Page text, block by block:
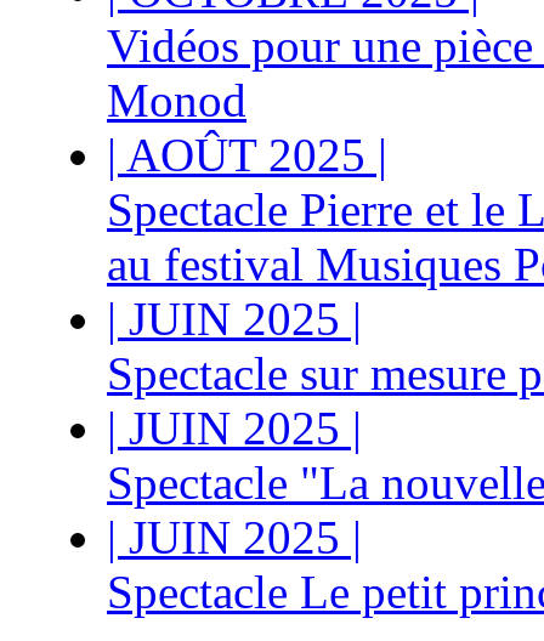
Vidéos pour une
Monod
| AOÛT 2025 |
Spectacle Pierre et le
au festival Musiques
| JUIN 2025 |
Spectacle sur mesure
| JUIN 2025 |
Spectacle "La
| JUIN 2025 |
Spectacle Le petit